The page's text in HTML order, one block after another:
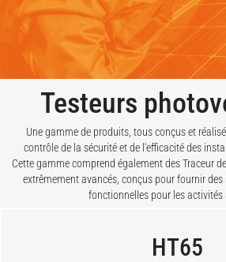
Testeurs
Une gamme de produits, tous conçus et
contrôle de la sécurité et de l'efficacité des
Cette gamme comprend également des Traceur
extrêmement avancés, conçus pour fournir
fonctionnelles pour les activités
HT65